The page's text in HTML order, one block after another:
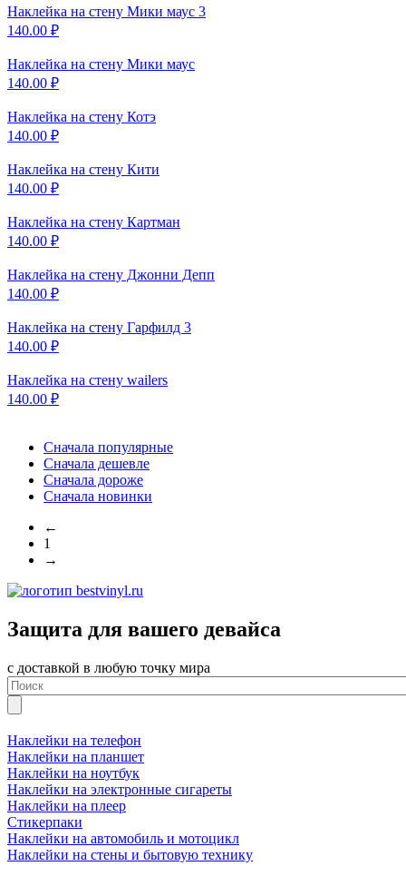
Наклейка на стену Мики маус 3
140.00 ₽
Наклейка на стену Мики маус
140.00 ₽
Наклейка на стену Котэ
140.00 ₽
Наклейка на стену Кити
140.00 ₽
Наклейка на стену Картман
140.00 ₽
Наклейка на стену Джонни Депп
140.00 ₽
Наклейка на стену Гарфилд 3
140.00 ₽
Наклейка на стену wailers
140.00 ₽
Сначала популярные
Сначала дешевле
Сначала дороже
Сначала новинки
←
1
→
Защита для вашего девайса
с доставкой в любую точку мира
Наклейки на телефон
Наклейки на планшет
Наклейки на ноутбук
Наклейки на электронные сигареты
Наклейки на плеер
Стикерпаки
Наклейки на автомобиль и мотоцикл
Наклейки на стены и бытовую технику